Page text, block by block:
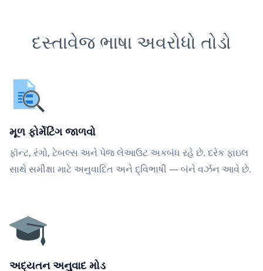
દસ્તાવેજ ભાષા અવરોધો તોડો
મૂળ ફોર્મેટિંગ જાળવો
ફૉન્ટ, રંગો, ટેબલ્સ અને પેજ લેઆઉટ અકબંધ રહે છે. દરેક ફાઇલ
સાથે સમીક્ષા માટે અનુવાદિત અને દ્વિભાષી — બંને વર્ઝન આવે છે.
અદ્યતન અનુવાદ મોડ